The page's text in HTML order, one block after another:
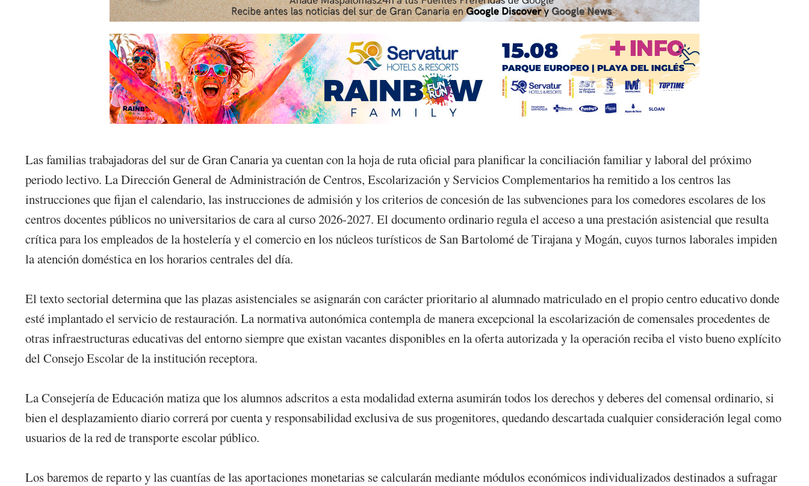
Las familias trabajadoras del sur de Gran Canaria ya cuentan con la hoja de ruta oficial para planificar la conciliación familiar y laboral del próximo
periodo lectivo. La Dirección General de Administración de Centros, Escolarización y Servicios Complementarios ha remitido a los centros las
instrucciones que fijan el calendario, las instrucciones de admisión y los criterios de concesión de las subvenciones para los comedores escolares de los
centros docentes públicos no universitarios de cara al curso 2026-2027. El documento ordinario regula el acceso a una prestación asistencial que resulta
crítica para los empleados de la hostelería y el comercio en los núcleos turísticos de San Bartolomé de Tirajana y Mogán, cuyos turnos laborales impiden
la atención doméstica en los horarios centrales del día.
El texto sectorial determina que las plazas asistenciales se asignarán con carácter prioritario al alumnado matriculado en el propio centro educativo donde
esté implantado el servicio de restauración. La normativa autonómica contempla de manera excepcional la escolarización de comensales procedentes de
otras infraestructuras educativas del entorno siempre que existan vacantes disponibles en la oferta autorizada y la operación reciba el visto bueno explícito
del Consejo Escolar de la institución receptora.
La Consejería de Educación matiza que los alumnos adscritos a esta modalidad externa asumirán todos los derechos y deberes del comensal ordinario, si
bien el desplazamiento diario correrá por cuenta y responsabilidad exclusiva de sus progenitores, quedando descartada cualquier consideración legal como
usuarios de la red de transporte escolar público.
Los baremos de reparto y las cuantías de las aportaciones monetarias se calcularán mediante módulos económicos individualizados destinados a sufragar